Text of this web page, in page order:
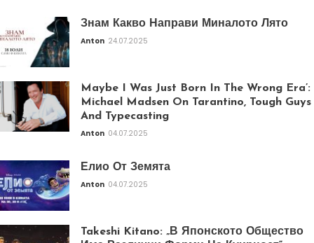
Знам Какво Направи Миналото Лято
Anton 24.07.2025
Maybe I Was Just Born In The Wrong Era’:
Michael Madsen On Tarantino, Tough Guys
And Typecasting
Anton 04.07.2025
Елио От Земята
Anton 04.07.2025
Takeshi Kitano: „В Японското Общество